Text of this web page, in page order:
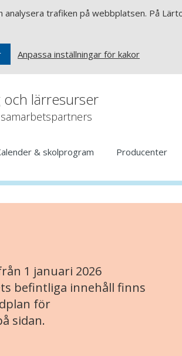
trafiken på webbplatsen. På
Anpassa inställningar för kakor
lärresurser
& skolprogram Producenter
1 januari 2026
befintliga innehåll finns
för
sidan.